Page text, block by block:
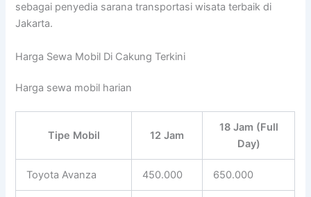
sebagai penyedia sarana transportasi wisata terbaik di
Jakarta.
Harga Sewa Mobil Di Cakung Terkini
Harga sewa mobil harian
Tipe Mobil 12 Jam
18 Jam (Full
Day)
Toyota Avanza 450.000 650.000